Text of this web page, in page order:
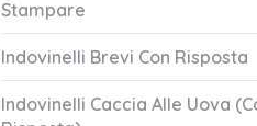
Stampare
Indovinelli Brevi Con Risposta
Indovinelli Caccia Alle Uova